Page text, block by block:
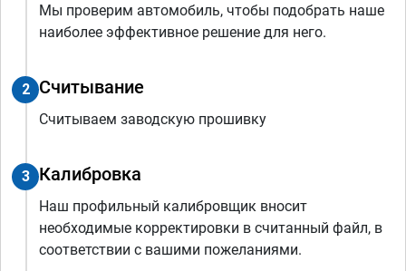
Мы проверим автомобиль, чтобы подобрать наше
наиболее эффективное решение для него.
2 Считывание
Считываем заводскую прошивку
3 Калибровка
Наш профильный калибровщик вносит
необходимые корректировки в считанный файл, в
соответствии с вашими пожеланиями.